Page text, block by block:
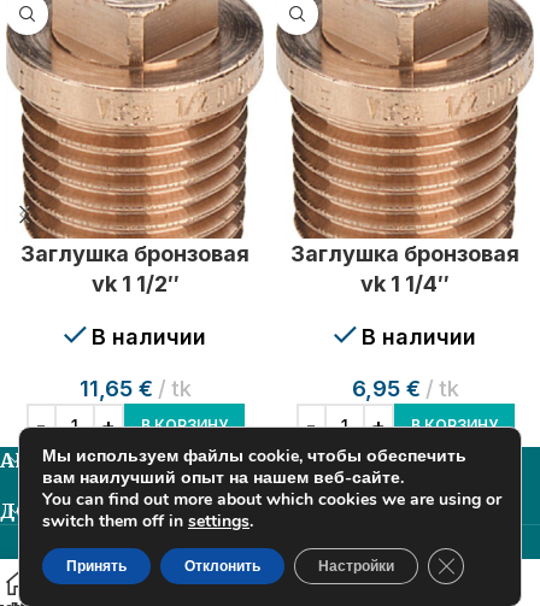
Заглушка бронзовая
vk 1 1/2″
В наличии
11,65 € tk
В КОРЗИНУ
Заглушка бронзовая
vk 1 1/4″
В наличии
6,95 € tk
В КОРЗИНУ
ALYANS ARENDUS OÜ
ДОПОЛНИТЕЛЬНАЯ ИНФОРМАЦИЯ
Мы используем файлы cookie, чтобы обеспечить
вам наилучший опыт на нашем веб-сайте.
You can find out more about which cookies we are using or
switch them off in settings.
Принять Отклонить Настройки Закрыть